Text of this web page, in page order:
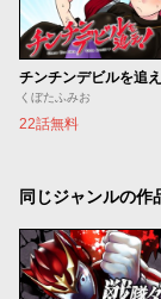
チンチンデビルを追え
くぼたふみお
22話無料
同じジャンルの作